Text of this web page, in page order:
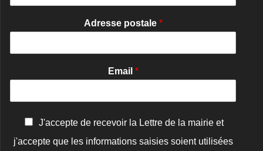
Adresse postale *
Email *
n
J'accepte de recevoir la Lettre de la mairie et
j'accepte que les informations saisies soient utilisées